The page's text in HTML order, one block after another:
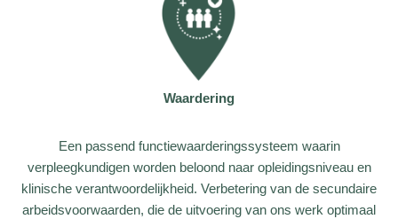
Waardering
Een passend functiewaarderingssysteem waarin
verpleegkundigen worden beloond naar opleidingsniveau en
klinische verantwoordelijkheid. Verbetering van de secundaire
arbeidsvoorwaarden, die de uitvoering van ons werk optimaal